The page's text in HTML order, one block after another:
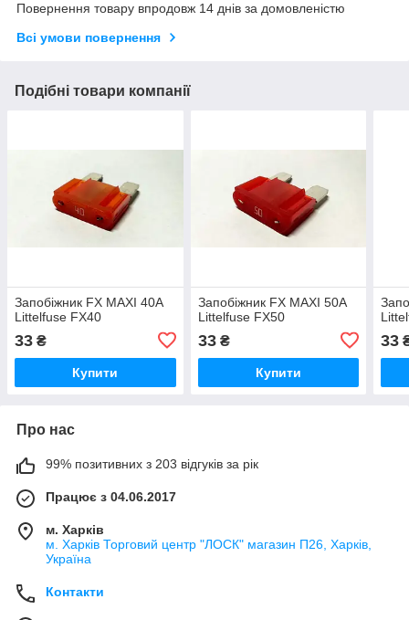
Повернення товару впродовж 14 днів за домовленістю
Всі умови повернення
Подібні товари компанії
Запобіжник FX MAXI 40A
Littelfuse FX40
33 ₴
Купити
Запобіжник FX MAXI 50A
Littelfuse FX50
33₴
Купити
33
Про нас
99% позитивних з 203 відгуків за рік
Працює з 04.06.2017
м. Харків
м. Харків Торговий центр "ЛОСК" магазин П26, Харків,
Україна
Контакти